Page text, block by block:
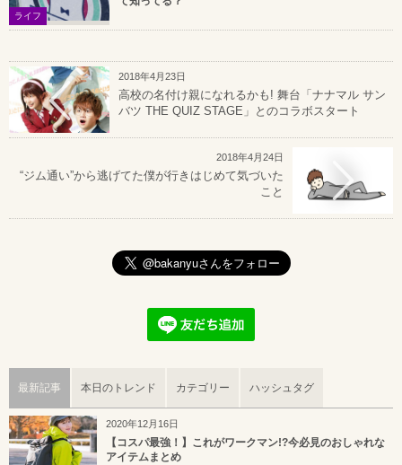
ライフ
2018年4月23日
高校の名付け親になれるかも! 舞台「ナナマル サン
バツ THE QUIZ STAGE」とのコラボスタート
2018年4月24日
“ジム通い”から逃げてた僕が行きはじめて気づいた
こと
最新記事 本日のトレンド カテゴリー ハッシュタグ
2020年12月16日
【コスパ最強！】これがワークマン!?今必見のおしゃれな
アイテムまとめ